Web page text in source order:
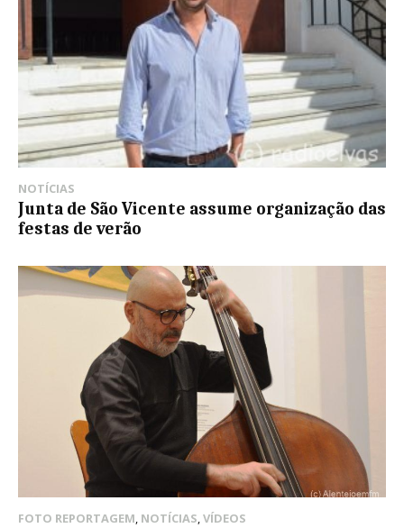
NOTÍCIAS
Junta de São Vicente assume organização das
festas de verão
FOTO REPORTAGEM, NOTÍCIAS,VÍDEOS